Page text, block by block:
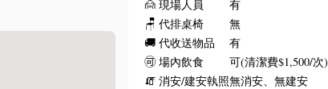
🙍 現場人員
有
🪑 代排桌椅
無
🚚 代收送物品
有
🉑 場內飲食
可(清潔費$1,500/次)
🧯 消安/建安執照無消安、無建安